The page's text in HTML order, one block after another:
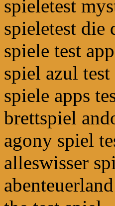
spieletest
spieletest die
spiele test app
spiel azul test
spiele apps
brettspiel
agony spiel
alleswisser